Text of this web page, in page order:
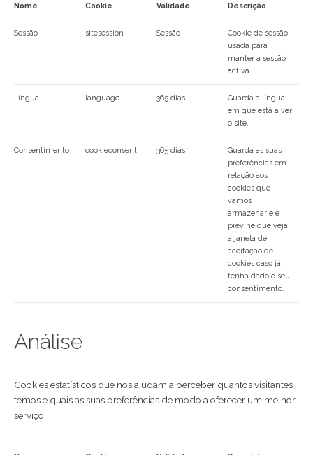
Nome Cookie Validade Descrição
Sessão sitesession Sessão
Cookie de sessão
usada para
manter a sessão
activa.
Língua language 365 dias
Guarda a língua
em que está a ver
o site.
Consentimento cookieconsent 365 dias
Guarda as suas
preferências em
relação aos
cookies que
vamos
armazenar e e
previne que veja
a janela de
aceitação de
cookies caso já
tenha dado o seu
consentimento.
Análise
Cookies estatísticos que nos ajudam a perceber quantos visitantes
temos e quais as suas preferências de modo a oferecer um melhor
serviço.